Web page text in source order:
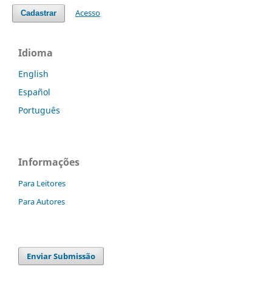
Cadastrar Acesso
Idioma
English
Español
Português
Informações
Para Leitores
Para Autores
Enviar Submissão